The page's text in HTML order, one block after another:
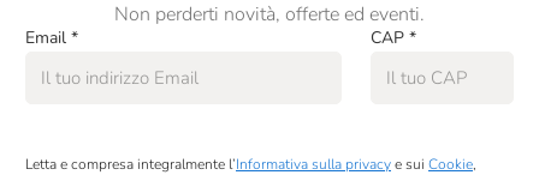
Non perderti novità, offerte ed eventi.
Email * CAP *
Letta e compresa integralmente l’Informativa sulla privacye sui Cookie,